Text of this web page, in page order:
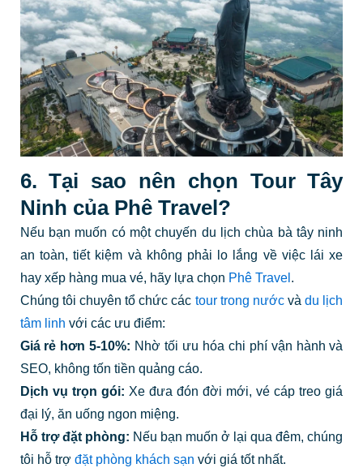
6. Tại sao nên chọn Tour Tây
Ninh của Phê Travel?
Nếu bạn muốn có một chuyến du lịch chùa bà tây ninh
an toàn, tiết kiệm và không phải lo lắng về việc lái xe
hay xếp hàng mua vé, hãy lựa chọn Phê Travel .
Chúng tôi chuyên tổ chức các tour trong nướcvàdu lịch
tâm linh với các ưu điểm:
Giá rẻ hơn 5-10%: Nhờ tối ưu hóa chi phí vận hành và
SEO, không tốn tiền quảng cáo.
Dịch vụ trọn gói: Xe đưa đón đời mới, vé cáp treo giá
đại lý, ăn uống ngon miệng.
Hỗ trợ đặt phòng: Nếu bạn muốn ở lại qua đêm, chúng
tôi hỗ trợ đặt phòng khách sạn với giá tốt nhất.